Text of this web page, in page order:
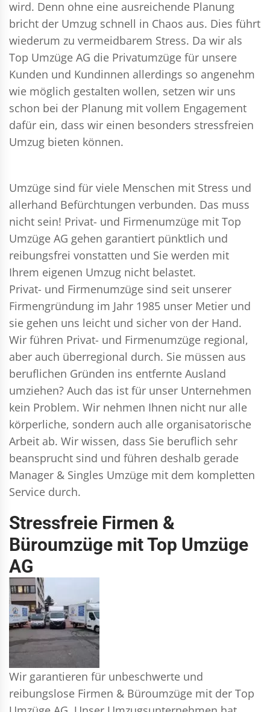
wird. Denn ohne eine ausreichende Planung
bricht der Umzug schnell in Chaos aus. Dies führt
wiederum zu vermeidbarem Stress. Da wir als
Top Umzüge AG die Privatumzüge für unsere
Kunden und Kundinnen allerdings so angenehm
wie möglich gestalten wollen, setzen wir uns
schon bei der Planung mit vollem Engagement
dafür ein, dass wir einen besonders stressfreien
Umzug bieten können.
Umzüge sind für viele Menschen mit Stress und
allerhand Befürchtungen verbunden. Das muss
nicht sein! Privat- und Firmenumzüge mit Top
Umzüge AG gehen garantiert pünktlich und
reibungsfrei vonstatten und Sie werden mit
Ihrem eigenen Umzug nicht belastet.
Privat- und Firmenumzüge sind seit unserer
Firmengründung im Jahr 1985 unser Metier und
sie gehen uns leicht und sicher von der Hand.
Wir führen Privat- und Firmenumzüge regional,
aber auch überregional durch. Sie müssen aus
beruflichen Gründen ins entfernte Ausland
umziehen? Auch das ist für unser Unternehmen
kein Problem. Wir nehmen Ihnen nicht nur alle
körperliche, sondern auch alle organisatorische
Arbeit ab. Wir wissen, dass Sie beruflich sehr
beansprucht sind und führen deshalb gerade
Manager & Singles Umzüge mit dem kompletten
Service durch.
Stressfreie Firmen &
Büroumzüge mit Top Umzüge
AG
Wir garantieren für unbeschwerte und
reibungslose Firmen & Büroumzüge mit der Top